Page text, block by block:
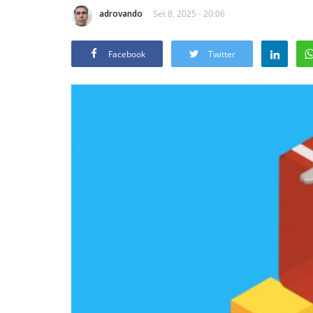
adrovando Set 8, 2025 - 20:06
Facebook Twitter